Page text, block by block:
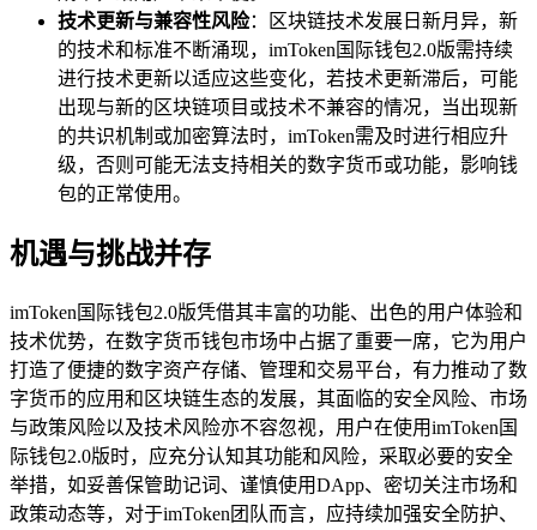
技术更新与兼容性风险：区块链技术发展日新月异，新
的技术和标准不断涌现，imToken国际钱包2.0版需持续
进行技术更新以适应这些变化，若技术更新滞后，可能
出现与新的区块链项目或技术不兼容的情况，当出现新
的共识机制或加密算法时，imToken需及时进行相应升
级，否则可能无法支持相关的数字货币或功能，影响钱
包的正常使用。
机遇与挑战并存
imToken国际钱包2.0版凭借其丰富的功能、出色的用户体验和
技术优势，在数字货币钱包市场中占据了重要一席，它为用户
打造了便捷的数字资产存储、管理和交易平台，有力推动了数
字货币的应用和区块链生态的发展，其面临的安全风险、市场
与政策风险以及技术风险亦不容忽视，用户在使用imToken国
际钱包2.0版时，应充分认知其功能和风险，采取必要的安全
举措，如妥善保管助记词、谨慎使用DApp、密切关注市场和
政策动态等，对于imToken团队而言，应持续加强安全防护、